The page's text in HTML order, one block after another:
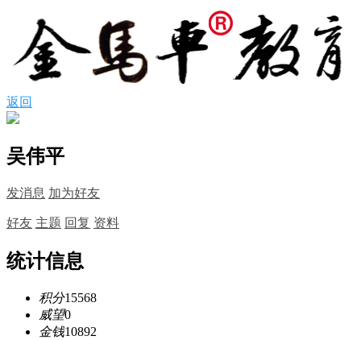
返回
吴伟平
发消息 加为好友
好友 主题 回复 资料
统计信息
积分15568
威望0
金钱10892